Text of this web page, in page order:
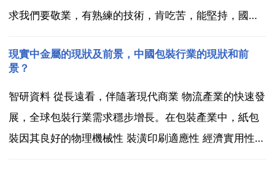
求我們要敬業，有熟練的技術，肯吃苦，能堅持，國家
人的意識，在建築行業，精益求精，必定會成長為新時
傳...
現實中金屬的現狀及前景，中國包裝行業的現狀和前
景？
智研資料 從長遠看，伴隨著現代商業 物流產業的快速發
展，全球包裝行業需求穩步增長。在包裝產業中，紙包
裝因其良好的物理機械性 裝潢印刷適應性 經濟實用性和